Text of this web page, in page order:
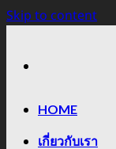
Skip to content
HOME
เกี่ยวกับเรา